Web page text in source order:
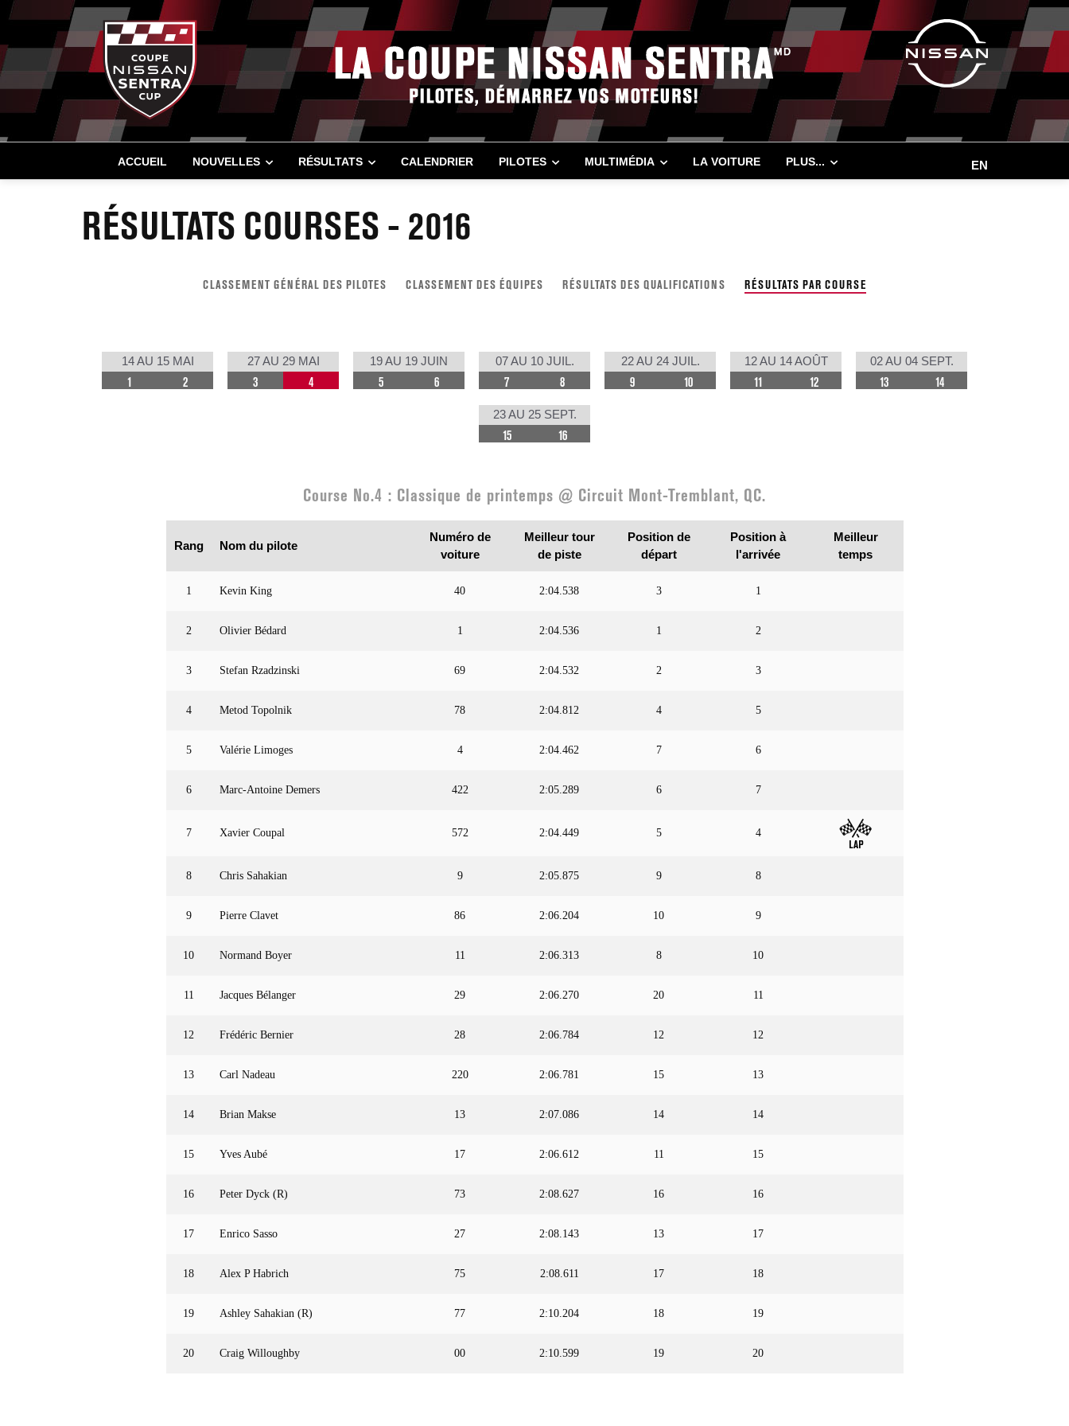
ACCUEIL NOUVELLES RÉSULTATS CALENDRIER PILOTES MULTIMÉDIA LA VOITURE PLUS... EN
RÉSULTATS COURSES - 2016
CLASSEMENT GÉNÉRAL DES PILOTES CLASSEMENT DES ÉQUIPES RÉSULTATS DES QUALIFICATIONS RÉSULTATS PAR COURSE
14 AU 15 MAI
1 2
27 AU 29 MAI
3 4
19 AU 19 JUIN
5 6
07 AU 10 JUIL.
7 8
22 AU 24 JUIL.
9 10
12 AU 14 AOÛT
11 12
02 AU 04 SEPT.
13 14
23 AU 25 SEPT.
15 16
Course No.4 : Classique de printemps @ Circuit Mont-Tremblant, QC.
Rang Nom du pilote
Numéro de
voiture
Meilleur tour
de piste
Position de
départ
Position à
l'arrivée
Meilleur
temps
1 Kevin King 40 2:04.538 3 1
2 Olivier Bédard 1 2:04.536 1 2
3 Stefan Rzadzinski 69 2:04.532 2 3
4 Metod Topolnik 78 2:04.812 4 5
5 Valérie Limoges 4 2:04.462 7 6
6 Marc-Antoine Demers 422 2:05.289 6 7
7 Xavier Coupal 572 2:04.449 5 4
8 Chris Sahakian 9 2:05.875 9 8
9 Pierre Clavet 86 2:06.204 10 9
10 Normand Boyer 11 2:06.313 8 10
11 Jacques Bélanger 29 2:06.270 20 11
12 Frédéric Bernier 28 2:06.784 12 12
13 Carl Nadeau 220 2:06.781 15 13
14 Brian Makse 13 2:07.086 14 14
15 Yves Aubé 17 2:06.612 11 15
16 Peter Dyck (R) 73 2:08.627 16 16
17 Enrico Sasso 27 2:08.143 13 17
18 Alex P Habrich 75 2:08.611 17 18
19 Ashley Sahakian (R) 77 2:10.204 18 19
20 Craig Willoughby 00 2:10.599 19 20